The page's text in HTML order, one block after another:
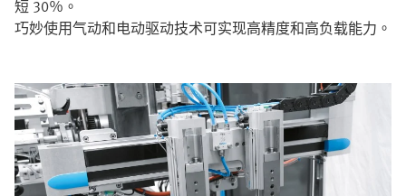
短 30％。
巧妙使用气动和电动驱动技术可实现高精度和高负载能力。